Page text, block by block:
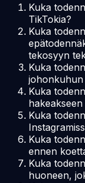
Kuka
TikTokia?
Kuka
tekosyyn
Kuka
johonkuhun
Kuka
Kuka
Kuka
ennen
Kuka
huoneen,